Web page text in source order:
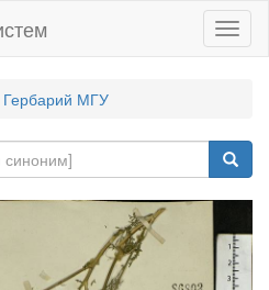
Гербарий МГУ